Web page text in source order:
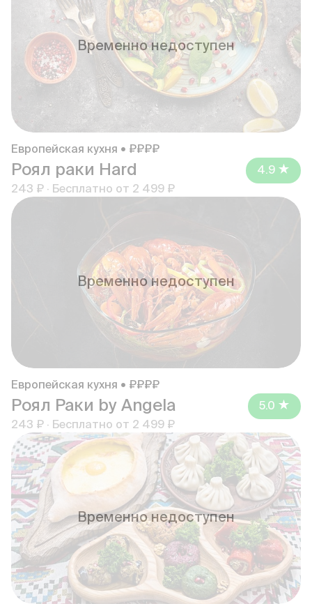
Временно недоступен
Европейская кухня • ₽₽₽₽
Роял раки Hard
243 ₽ · Бесплатно от 2 499 ₽
4.9
Временно недоступен
Европейская кухня • ₽₽₽₽
Роял Раки by Angela
243 ₽ · Бесплатно от 2 499 ₽
5.0
Временно недоступен